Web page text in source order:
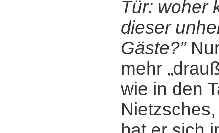
Tür: woher
dieser
Gäste?”
mehr
wie in den